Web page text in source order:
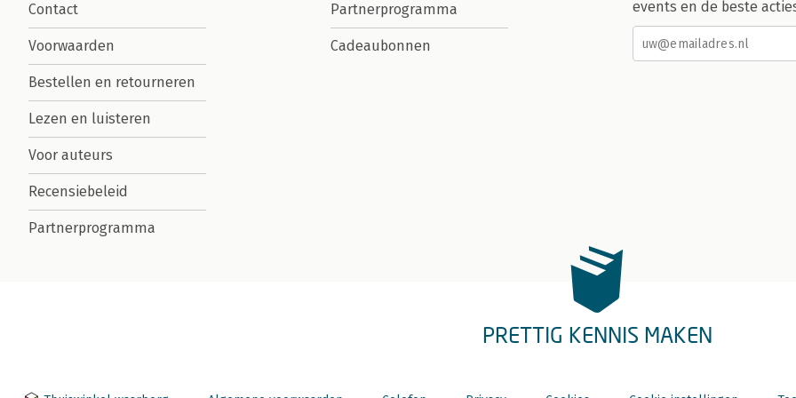
Contact
Voorwaarden
Bestellen en retourneren
Lezen en luisteren
Voor auteurs
Recensiebeleid
Partnerprogramma
Partnerprogramma
Cadeaubonnen
events en de beste
PRETTIG KENNIS MAKEN